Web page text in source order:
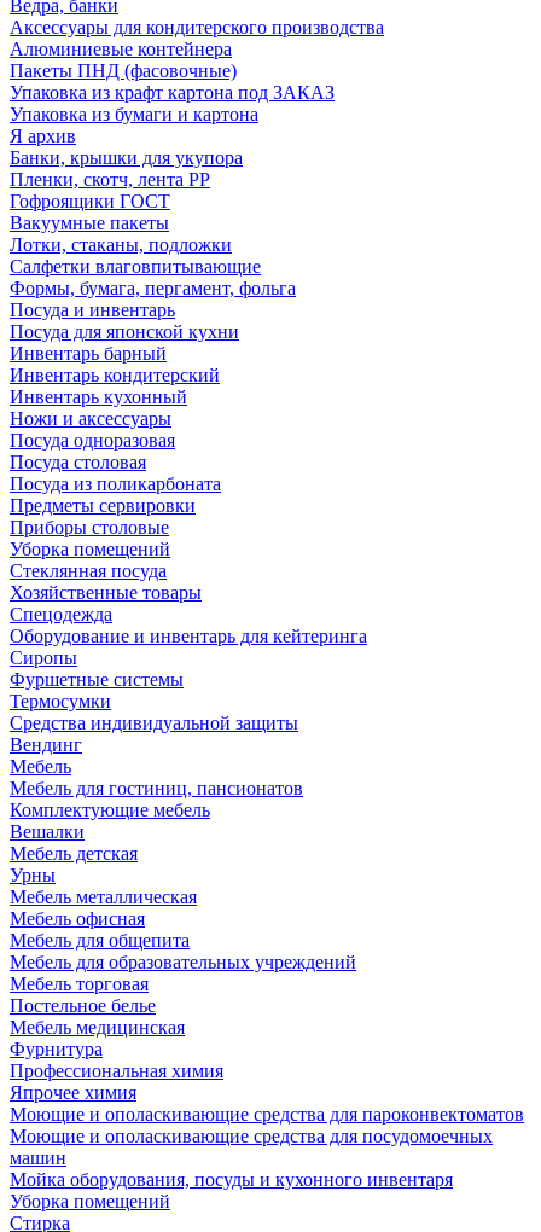
Ведра, банки
Аксессуары для кондитерского производства
Алюминиевые контейнера
Пакеты ПНД (фасовочные)
Упаковка из крафт картона под ЗАКАЗ
Упаковка из бумаги и картона
Я архив
Банки, крышки для укупора
Пленки, скотч, лента РР
Гофроящики ГОСТ
Вакуумные пакеты
Лотки, стаканы, подложки
Салфетки влаговпитывающие
Формы, бумага, пергамент, фольга
Посуда и инвентарь
Посуда для японской кухни
Инвентарь барный
Инвентарь кондитерский
Инвентарь кухонный
Ножи и аксессуары
Посуда одноразовая
Посуда столовая
Посуда из поликарбоната
Предметы сервировки
Приборы столовые
Уборка помещений
Стеклянная посуда
Хозяйственные товары
Спецодежда
Оборудование и инвентарь для кейтеринга
Сиропы
Фуршетные системы
Термосумки
Средства индивидуальной защиты
Вендинг
Мебель
Мебель для гостиниц, пансионатов
Комплектующие мебель
Вешалки
Мебель детская
Урны
Мебель металлическая
Мебель офисная
Мебель для общепита
Мебель для образовательных учреждений
Мебель торговая
Постельное белье
Мебель медицинская
Фурнитура
Профессиональная химия
Япрочее химия
Моющие и ополаскивающие средства для пароконвектоматов
Моющие и ополаскивающие средства для посудомоечных
машин
Мойка оборудования, посуды и кухонного инвентаря
Уборка помещений
Стирка